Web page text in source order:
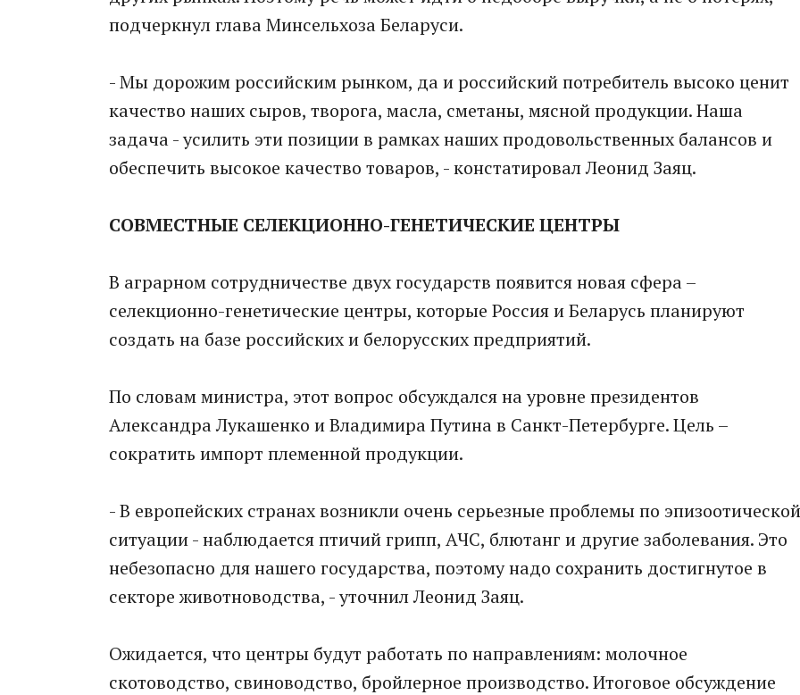
подчеркнул глава Минсельхоза Беларуси.
- Мы дорожим российским рынком, да и российский потребитель высоко ценит
качество наших сыров, творога, масла, сметаны, мясной продукции. Наша
задача - усилить эти позиции в рамках наших продовольственных балансов и
обеспечить высокое качество товаров, - констатировал Леонид Заяц.
СОВМЕСТНЫЕ СЕЛЕКЦИОННО-ГЕНЕТИЧЕСКИЕ ЦЕНТРЫ
В аграрном сотрудничестве двух государств появится новая сфера –
селекционно-генетические центры, которые Россия и Беларусь планируют
создать на базе российских и белорусских предприятий.
По словам министра, этот вопрос обсуждался на уровне президентов
Александра Лукашенко и Владимира Путина в Санкт-Петербурге. Цель –
сократить импорт племенной продукции.
- В европейских странах возникли очень серьезные проблемы по эпизоотической
ситуации - наблюдается птичий грипп, АЧС, блютанг и другие заболевания. Это
небезопасно для нашего государства, поэтому надо сохранить достигнутое в
секторе животноводства, - уточнил Леонид Заяц.
Ожидается, что центры будут работать по направлениям: молочное
скотоводство, свиноводство, бройлерное производство. Итоговое обсуждение